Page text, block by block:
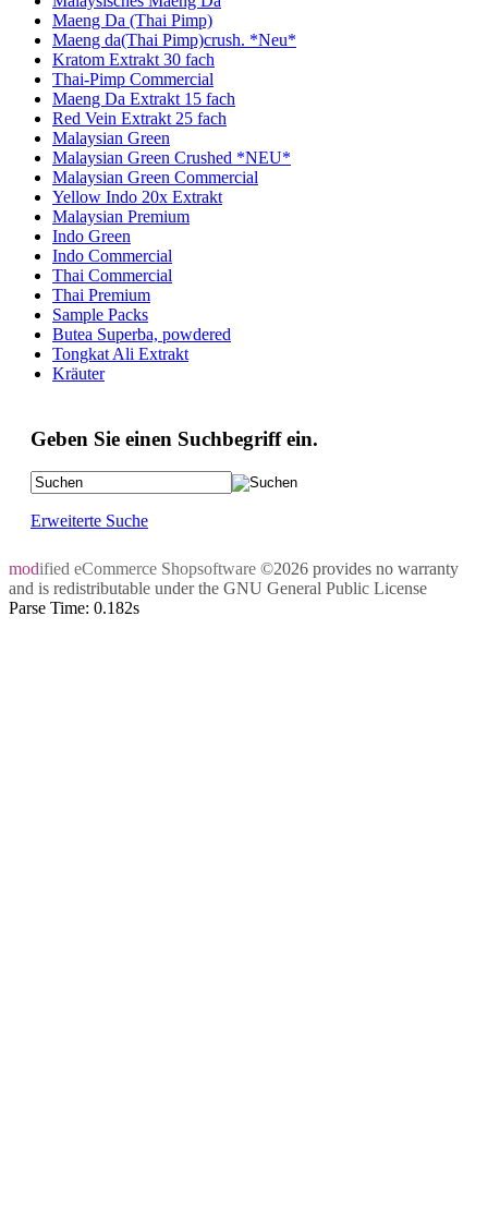
Maeng Da (Thai Pimp)
Maeng da(Thai Pimp)crush. *Neu*
Kratom Extrakt 30 fach
Thai-Pimp Commercial
Maeng Da Extrakt 15 fach
Red Vein Extrakt 25 fach
Malaysian Green
Malaysian Green Crushed *NEU*
Malaysian Green Commercial
Yellow Indo 20x Extrakt
Malaysian Premium
Indo Green
Indo Commercial
Thai Commercial
Thai Premium
Sample Packs
Butea Superba, powdered
Tongkat Ali Extrakt
Kräuter
Geben Sie einen Suchbegriff ein.
Erweiterte Suche
modified eCommerce Shopsoftware ©2026 provides no warranty
and is redistributable under the GNU General Public License
Parse Time: 0.182s